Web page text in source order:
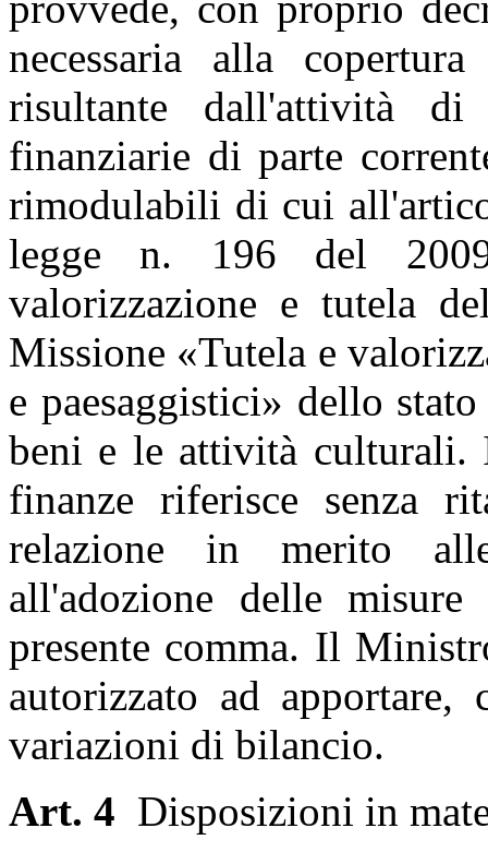
necessaria alla
risultante dall'attività di
finanziarie di parte
rimodulabili di cui
legge n. 196 del
valorizzazione e tutela
Missione «Tutela e
e paesaggistici» dello
beni e le attività culturali.
finanze riferisce senza
relazione in merito
all'adozione delle
presente comma. Il
autorizzato ad
variazioni di bilancio.
Art. 4 Disposizioni in